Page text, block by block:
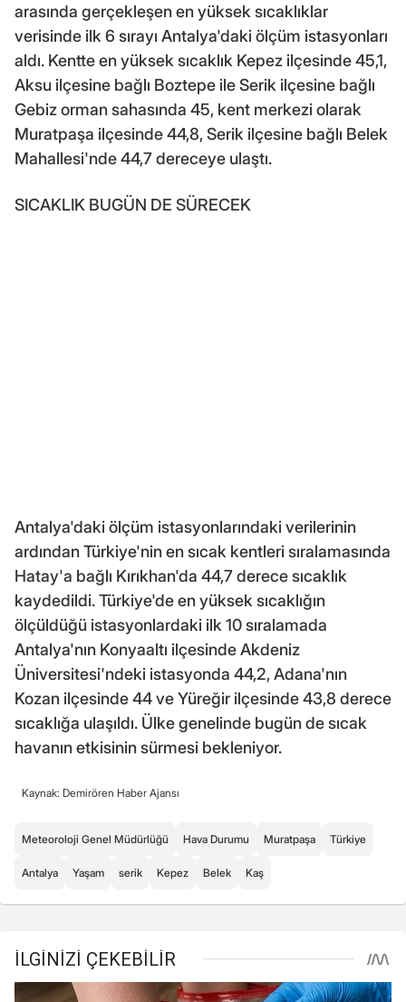
arasında gerçekleşen en yüksek sıcaklıklar
verisinde ilk 6 sırayı Antalya'daki ölçüm istasyonları
aldı. Kentte en yüksek sıcaklık Kepez ilçesinde 45,1,
Aksu ilçesine bağlı Boztepe ile Serik ilçesine bağlı
Gebiz orman sahasında 45, kent merkezi olarak
Muratpaşa ilçesinde 44,8, Serik ilçesine bağlı Belek
Mahallesi'nde 44,7 dereceye ulaştı.
SICAKLIK BUGÜN DE SÜRECEK
Antalya'daki ölçüm istasyonlarındaki verilerinin
ardından Türkiye'nin en sıcak kentleri sıralamasında
Hatay'a bağlı Kırıkhan'da 44,7 derece sıcaklık
kaydedildi. Türkiye'de en yüksek sıcaklığın
ölçüldüğü istasyonlardaki ilk 10 sıralamada
Antalya'nın Konyaaltı ilçesinde Akdeniz
Üniversitesi'ndeki istasyonda 44,2, Adana'nın
Kozan ilçesinde 44 ve Yüreğir ilçesinde 43,8 derece
sıcaklığa ulaşıldı. Ülke genelinde bugün de sıcak
havanın etkisinin sürmesi bekleniyor.
Kaynak: Demirören Haber Ajansı
Meteoroloji Genel Müdürlüğü Hava Durumu Muratpaşa Türkiye
Antalya Yaşam serik Kepez Belek Kaş